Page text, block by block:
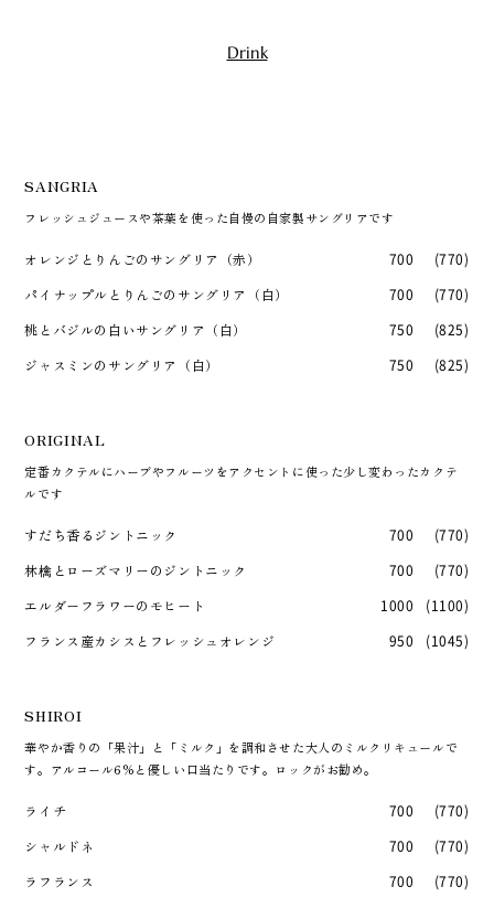
Drink
SANGRIA
フレッシュジュースや茶葉を使った自慢の自家製サングリアです
オレンジとりんごのサングリア（赤） 700
(770)
パイナップルとりんごのサングリア（白）
700
(770)
桃とバジルの白いサングリア（白）
750
(825)
ジャスミンのサングリア（白）
750 (825)
ORIGINAL
定番カクテルにハーブやフルーツをアクセントに使った少し変わったカクテ
ルです
すだち香るジントニック 700
(770)
林檎とローズマリーのジントニック
700
(770)
エルダーフラワーのモヒート
1000
(1100)
フランス産カシスとフレッシュオレンジ
950 (1045)
SHIROI
華やか香りの「果汁」と「ミルク」を調和させた大人のミルクリキュールで
す。アルコール6%と優しい口当たりです。ロックがお勧め。
ライチ 700
(770)
シャルドネ
700
(770)
ラフランス
700
(770)